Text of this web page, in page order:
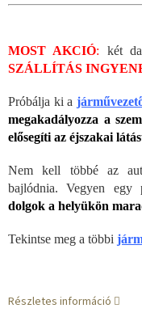
MOST AKCIÓ: két
SZÁLLÍTÁS
Próbálja ki a
megakadályozza a
elősegíti az éjszakai
Nem kell többé az
bajlódnia. Vegyen
dolgok a helyükön
Tekintse meg a többi
Részletes információ